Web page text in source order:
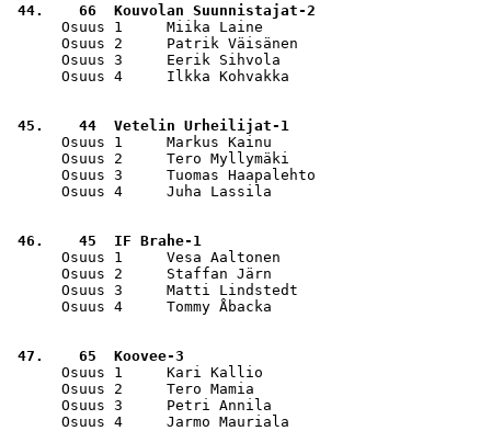
44.    66  Kouvolan Suunnistajat-2
Osuus 1     Miika Laine
Osuus 2     Patrik Väisänen
Osuus 3     Eerik Sihvola
Osuus 4     Ilkka Kohvakka
45.    44  Vetelin Urheilijat-1
Osuus 1     Markus Kainu
Osuus 2     Tero Myllymäki
Osuus 3     Tuomas Haapalehto
Osuus 4     Juha Lassila
46.    45  IF Brahe-1
Osuus 1     Vesa Aaltonen
Osuus 2     Staffan Järn
Osuus 3     Matti Lindstedt
Osuus 4     Tommy Åbacka
47.    65  Koovee-3
Osuus 1     Kari Kallio
Osuus 2     Tero Mamia
Osuus 3     Petri Annila
Osuus 4     Jarmo Mauriala